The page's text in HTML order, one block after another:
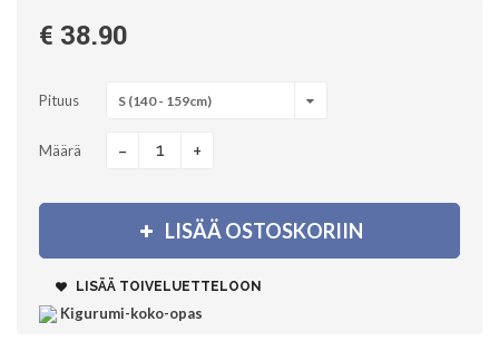
€ 38.90
Pituus S (140 - 159cm)
Määrä - +
LISÄÄ OSTOSKORIIN
LISÄÄ TOIVELUETTELOON
Kigurumi-koko-opas